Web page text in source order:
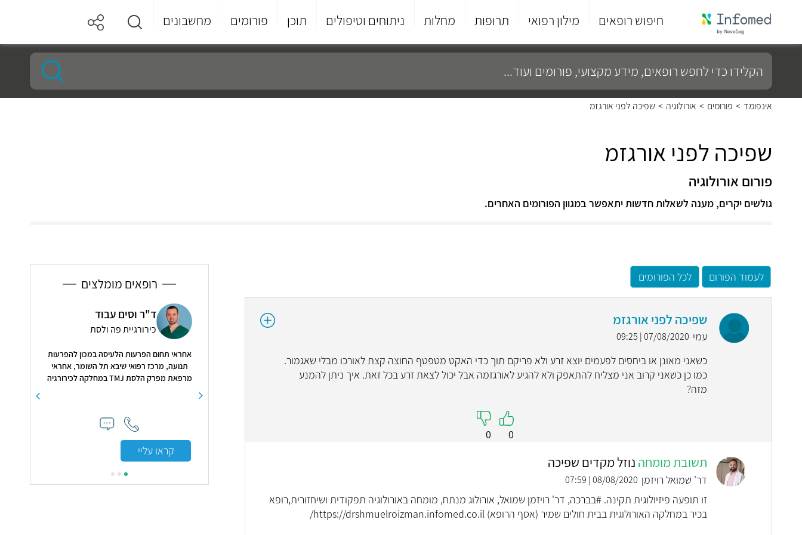
חיפוש רופאים מילון רפואי תרופות מחלות ניתוחים וטיפולים תוכן פורומים מחשבונים
סוף
התפריט
הקלידו
כדי
לחפש
רופאים,
מידע
מקצועי,
אינפומד > פורומים > אורולוגיה > שפיכה לפני אורגזמ
שפיכה לפני אורגזמ
פורום אורולוגיה
גולשים יקרים, מענה לשאלות חדשות יתאפשר במגוון הפורומים האחרים.
לעמוד הפורום לכל הפורומים
שפיכה לפני אורגזמ
עמי 07/08/2020 | 09:25
כשאני מאונן או ביחסים לפעמים יוצא זרע ולא פריקם תוך כדי האקט מטפטף החוצה קצת לאורכו מבלי שאגמור.
כמו כן כשאני קרוב אני מצליח להתאפק ולא להגיע לאורגזמה אבל יכול לצאת זרע בכל זאת. איך ניתן להמנע
מזה?
0
0
תשובת מומחה נוזל מקדים שפיכה
דר' שמואל רויזמן 08/08/2020 | 07:59
זו תופעה פיזיולוגית תקינה. #בברכה, דר' רויזמן שמואל, אורולוג מנתח, מומחה באורולוגיה תפקודית ושיחזורית,רופא
בכיר במחלקה האורולוגית בבית חולים שמיר (אסף הרופא) https://drshmuelroizman.infomed.co.il/
רופאים מומלצים
ד"ר גיל לוי
יילוד וגינקולוגיה, רפואת נשים
4.9
"ד״ר לוי הקשיב, הסביר ואף פירט את הבעיה
שלי ואופן פתרון הבעיה. הניתוח עבר בהצלחה
ד"ר וסים עבוד
כירורגיית פה ולסת
אחראי תחום הפרעות הלעיסה במכון להפרעות
תנועה, מרכז רפואי שיבא תל השומר, אחראי
מרפאת מפרק הלסת TMJ במחלקה לכירורגיה
קראו עליי